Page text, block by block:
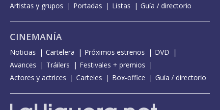
Artistas y grupos
Portadas Listas Guía / directorio
CINEMANÍA
Noticias Cartelera Próximos estrenos
DVD
Avances
Tráilers
Festivales + premios
Actores y actrices
Carteles Box-office Guía / directorio